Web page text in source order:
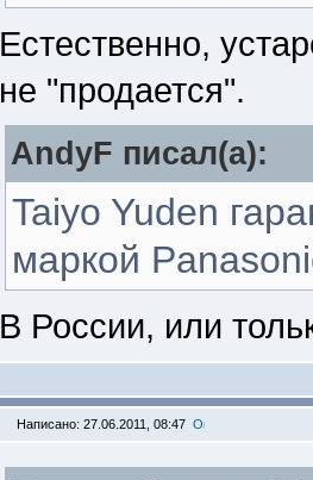
Естественно,
не "продается".
AndyF писал(a):
Taiyo Yuden
маркой
В России, или
Написано: 27.06.2011, 08:47